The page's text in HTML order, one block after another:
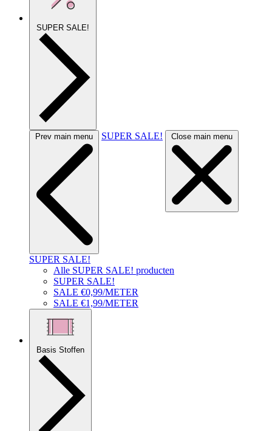
SUPER SALE!
Prev main menu SUPER SALE! Close main menu
SUPER SALE!
Alle SUPER SALE! producten
SUPER SALE!
SALE €0,99/METER
SALE €1,99/METER
Basis Stoffen